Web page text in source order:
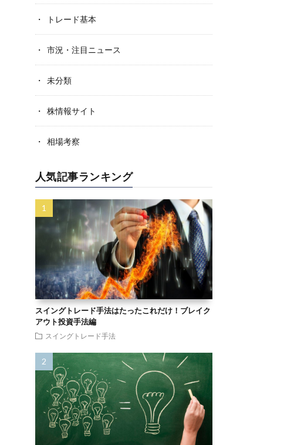
トレード基本
市況・注目ニュース
未分類
株情報サイト
相場考察
人気記事ランキング
スイングトレード手法はたったこれだけ！ブレイク
アウト投資手法編
スイングトレード手法